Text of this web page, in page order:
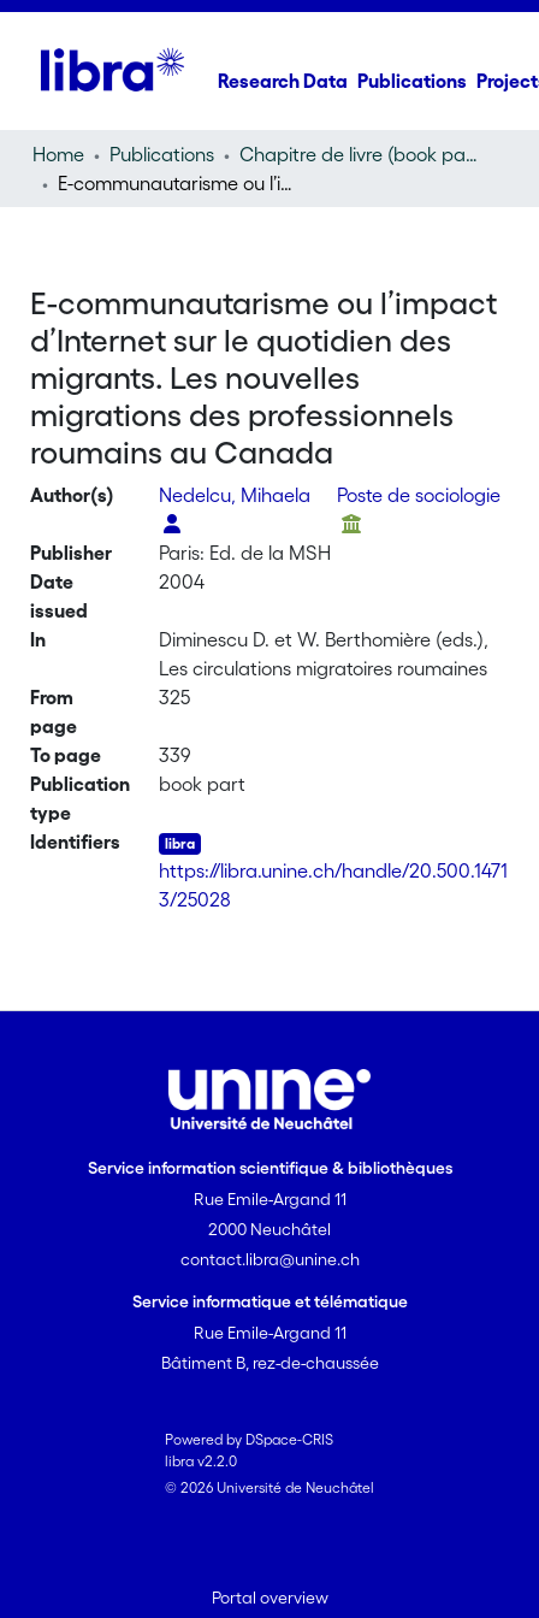
Research Data Publications
Home Publications
Chapitre de livre (book part)
E-communautarisme ou l’impact d’Internet sur le quotidien des migrants. Les nouvelles migrations des professionnels roumains au Canada
E-communautarisme ou l’impact
d’Internet sur le quotidien des
migrants. Les nouvelles
migrations des professionnels
roumains au Canada
Author(s) Nedelcu, Mihaela Poste de sociologie
Publisher
Paris: Ed. de la MSH
Date
issued
2004
In
Diminescu D. et W. Berthomière (eds.),
Les circulations migratoires roumaines
From
page
325
To page
339
Publication
type
book part
Identifiers
https://libra.unine.ch/handle/20.500.1471
3/25028
Service information scientifique & bibliothèques
Rue Emile-Argand 11
2000 Neuchâtel
contact.libra@unine.ch
Service informatique et télématique
Rue Emile-Argand 11
Bâtiment B, rez-de-chaussée
Powered by DSpace-CRIS
libra v2.2.0
© 2026 Université de Neuchâtel
Portal overview